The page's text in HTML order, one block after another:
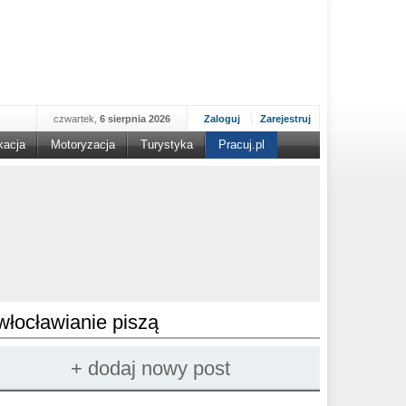
Zaloguj Zarejestruj
czwartek, 6 sierpnia 2026
Motoryzacja Turystyka Pracuj.pl
piszą